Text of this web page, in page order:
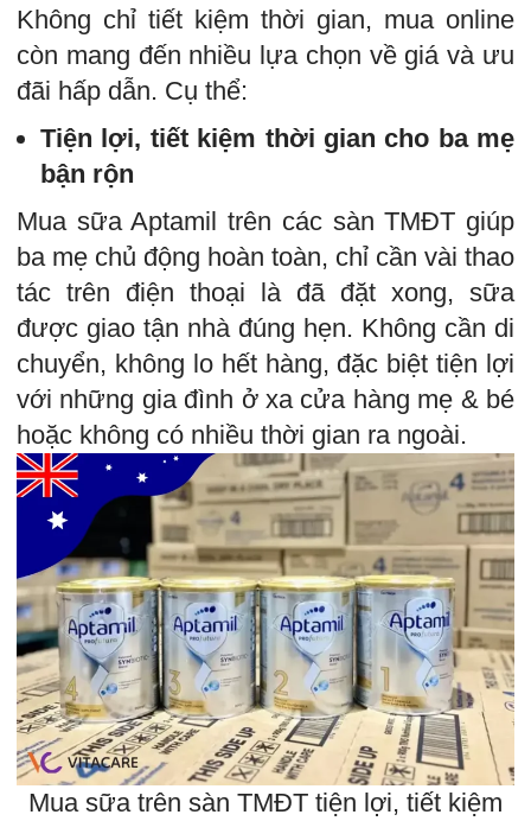
Không chỉ tiết kiệm thời gian, mua online
còn mang đến nhiều lựa chọn về giá và ưu
đãi hấp dẫn. Cụ thể:
Tiện lợi, tiết kiệm thời gian cho ba mẹ
bận rộn
Mua sữa Aptamil trên các sàn TMĐT giúp
ba mẹ chủ động hoàn toàn, chỉ cần vài thao
tác trên điện thoại là đã đặt xong, sữa
được giao tận nhà đúng hẹn. Không cần di
chuyển, không lo hết hàng, đặc biệt tiện lợi
với những gia đình ở xa cửa hàng mẹ & bé
hoặc không có nhiều thời gian ra ngoài.
Mua sữa trên sàn TMĐT tiện lợi, tiết kiệm